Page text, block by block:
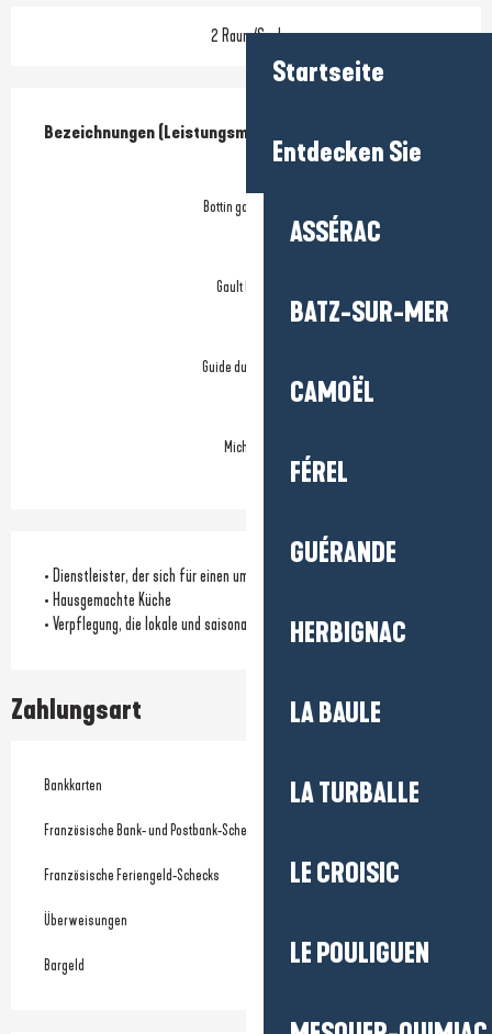
Startseite
Entdecken Sie
ASSÉRAC
BATZ-SUR-MER
CAMOËL
FÉREL
GUÉRANDE
HERBIGNAC
LA BAULE
LA TURBALLE
LE CROISIC
LE POULIGUEN
2 Raum/Saal
Leistungensmöglichkeiten
Bezeichnungen (Leistungsmerkmale)
Bezeichnungen (Leistungsmerkmale)
Bottin gourmand
Gault Millau
Guide du Routard
Michelin
• Dienstleister, der sich für einen umweltfreundlichen Ansatz einsetzt
• Hausgemachte Küche
• Verpflegung, die lokale und saisonale Produkte fördert
Zahlungsart
Bankkarten
Französische Bank- und Postbank-Schecks
Französische Feriengeld-Schecks
Überweisungen
Bargeld